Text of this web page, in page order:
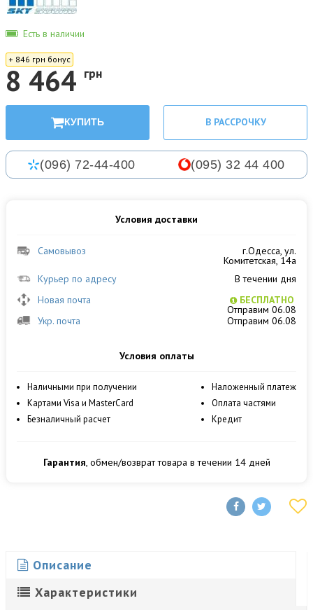
Есть в наличии
+ 846 грн бонус
8 464 грн
КУПИТЬ В РАССРОЧКУ
(096) 72-44-400 (095) 32 44 400
Условия доставки
Самовывоз г.Одесса, ул.
Комитетская, 14а
Курьер по адресу
В течении дня
Новая почта
БЕСПЛАТНО
Отправим 06.08
Укр. почта
Отправим 06.08
Условия оплаты
Наличными при получении
Картами Visa и MasterCard
Безналичный расчет
Наложенный платеж
Оплата частями
Кредит
Гарантия, обмен/возврат товара в течении 14 дней
Описание
Характеристики